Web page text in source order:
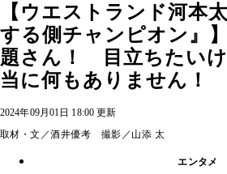
【ウエストランド河本
する側チャンピオン』
題さん！ 目立ちたい
当に何もありません！
2024年09月01日 18:00 更新
取材・文／酒井優考 撮影／山添 太
エンタメ